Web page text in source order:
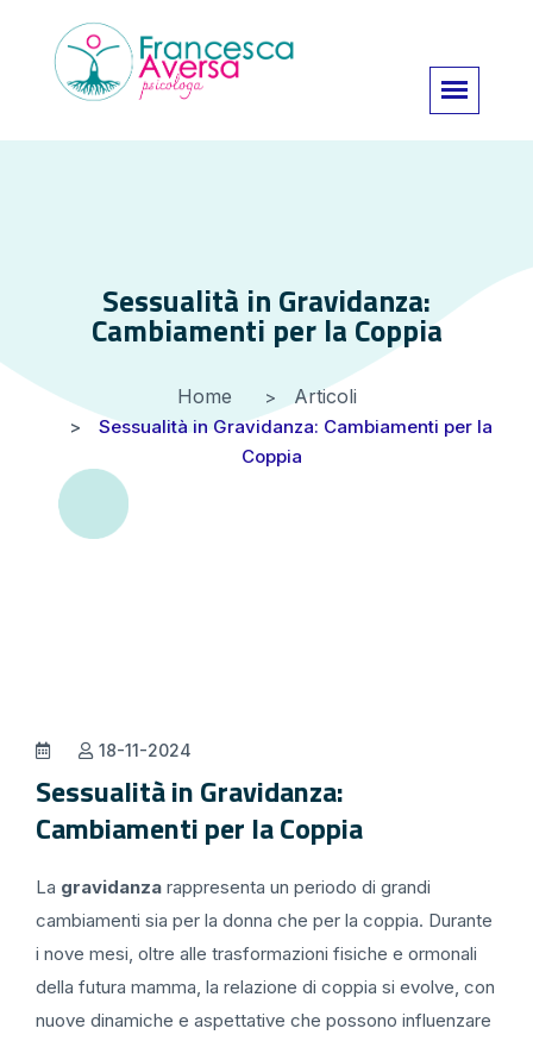
Sessualità in Gravidanza:
Cambiamenti per la Coppia
Home Articoli
Sessualità in Gravidanza: Cambiamenti per la
Coppia
18-11-2024
Sessualità in Gravidanza:
Cambiamenti per la Coppia
La gravidanza rappresenta un periodo di grandi
cambiamenti sia per la donna che per la coppia. Durante
i nove mesi, oltre alle trasformazioni fisiche e ormonali
della futura mamma, la relazione di coppia si evolve, con
nuove dinamiche e aspettative che possono influenzare